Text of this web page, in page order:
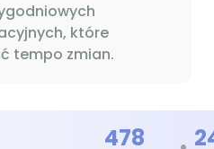
które
tempo zmian.
478